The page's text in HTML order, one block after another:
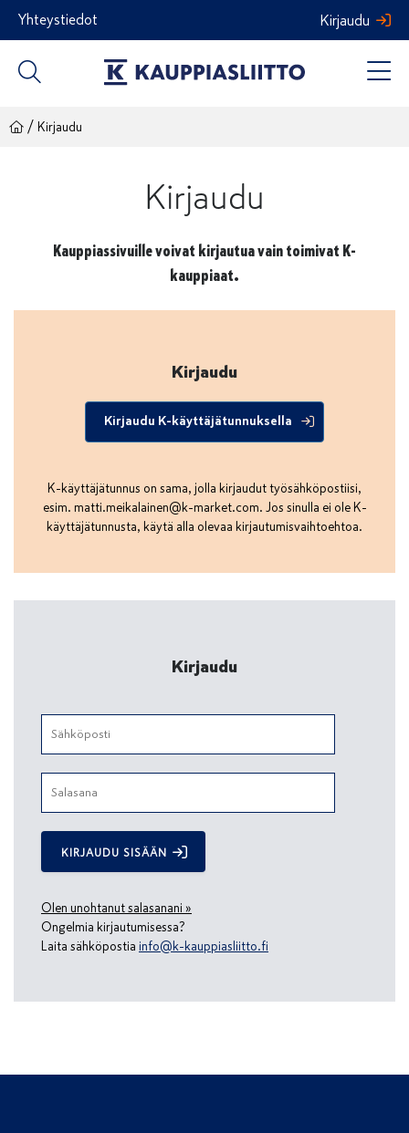
Siirry
sisältöön
Yhteystiedot Kirjaudu
/ Kirjaudu
Kirjaudu
Kauppiassivuille voivat kirjautua vain toimivat K-
kauppiaat.
Kirjaudu
Kirjaudu K-käyttäjätunnuksella
K-käyttäjätunnus on sama, jolla kirjaudut työsähköpostiisi,
esim. matti.meikalainen@k-market.com. Jos sinulla ei ole K-
käyttäjätunnusta, käytä alla olevaa kirjautumisvaihtoehtoa.
Kirjaudu
KIRJAUDU SISÄÄN
Olen unohtanut salasanani »
Ongelmia kirjautumisessa?
Laita sähköpostia info@k-kauppiasliitto.fi